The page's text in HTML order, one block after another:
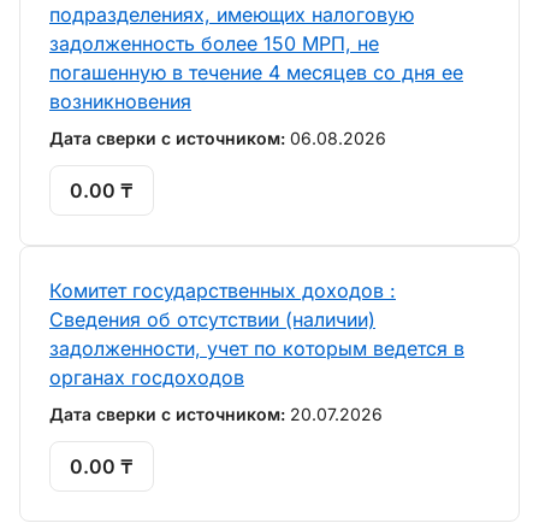
подразделениях, имеющих налоговую
задолженность более 150 МРП, не
погашенную в течение 4 месяцев со дня ее
возникновения
Дата сверки с источником: 06.08.2026
0.00 ₸
Комитет государственных доходов :
Сведения об отсутствии (наличии)
задолженности, учет по которым ведется в
органах госдоходов
Дата сверки с источником: 20.07.2026
0.00 ₸